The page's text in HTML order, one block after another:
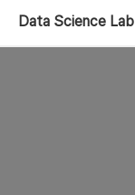
Data Science Lab